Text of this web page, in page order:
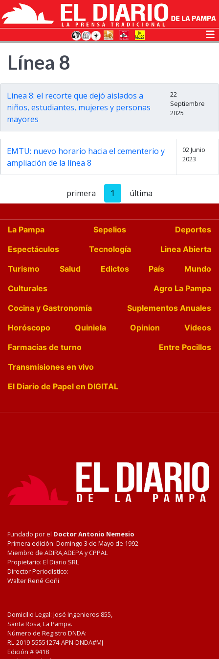
Línea 8
Línea 8: el recorte que dejó aislados a
niños, estudiantes, mujeres y personas
mayores
22
Septiembre
2025
EMTU: nuevo horario hacia el cementerio y
ampliación de la línea 8
02 Junio
2023
primera 1 última
La Pampa Sepelios
Deportes
Espectáculos
Tecnología
Linea Abierta
Turismo
Salud Edictos País
Mundo
Culturales
Agro La Pampa
Cocina y Gastronomía
Suplementos Anuales
Horóscopo
Quiniela Opinion
Videos
Farmacias de turno
Entre Pocillos
Transmisiones en vivo
El Diario de Papel en DIGITAL
Fundado por el Doctor Antonio Nemesio
Primera edición: Domingo 3 de Mayo de 1992
Miembro de ADIRA,ADEPA y CPPAL
Propietario: El Diario SRL
Director Periodístico:
Walter René Goñi
Domicilio Legal: José Ingenieros 855,
Santa Rosa, La Pampa.
Número de Registro DNDA:
RL-2019-55551274-APN-DNDA#MJ
Edición # 9418